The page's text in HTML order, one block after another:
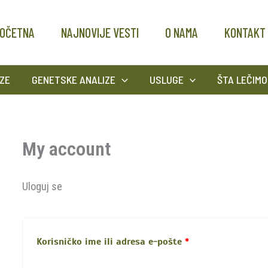
NAJNOVIJE VESTI O NAMA KONTAKT
GENETSKE ANALIZE USLUGE ŠTA
My account
Uloguj se
Korisničko ime ili adresa e-pošte *